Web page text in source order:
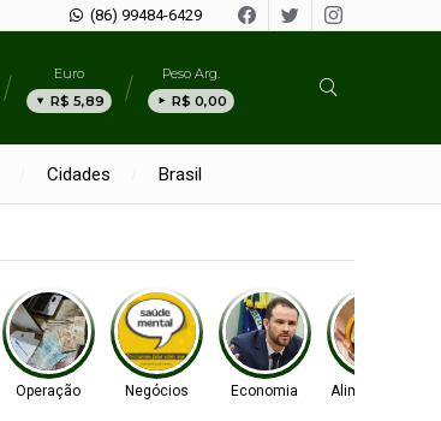
(86) 99484-6429
Euro
R$ 5,89
Peso Arg.
R$ 0,00
Cidades Brasil
Operação Negócios Economia Alimentação